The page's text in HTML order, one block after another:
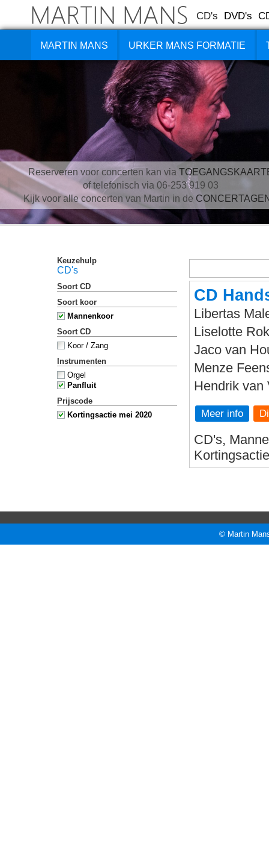
CD's DVD's
MARTIN MANS URKER MANS FORMATIE
Reserveren voor concerten kan via
of telefonisch via 06-253 919 03
Kijk voor alle concerten van Martin in de
Keuzehulp
CD's
Soort CD
Soort koor
Mannenkoor
Soort CD
Koor / Zang
Instrumenten
Orgel
Panfluit
Prijscode
Kortingsactie mei 2020
CD
Libertas
Liselotte
Jaco van
Menze
Hendrik van
Meer info
CD's,
© Martin